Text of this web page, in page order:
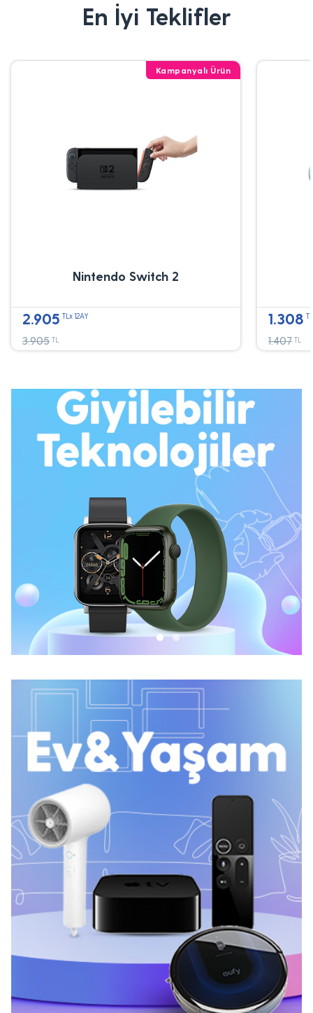
En İyi Teklifler
Kampanyalı Ürün
Nintendo Switch 2
2.905 TLx 12AY
3.905 TL
1.308
1.407 TL